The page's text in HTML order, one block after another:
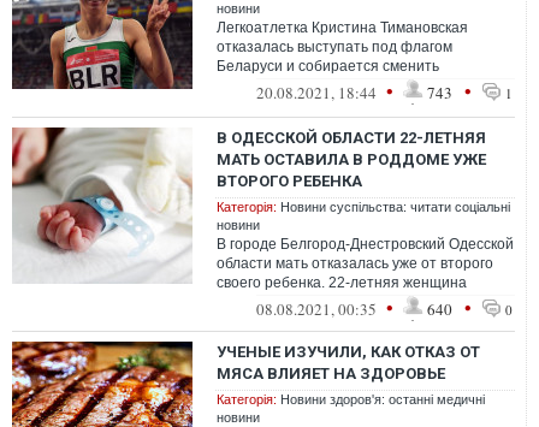
новини
Легкоатлетка Кристина Тимановская
отказалась выступать под флагом
Беларуси и собирается сменить
спортивное гражданство. Бегунья
объявила о решении защ...
20.08.2021, 18:44 • 743 • 1
В ОДЕССКОЙ ОБЛАСТИ 22-ЛЕТНЯЯ
МАТЬ ОСТАВИЛА В РОДДОМЕ УЖЕ
ВТОРОГО РЕБЕНКА
Категорія: Новини суспільства: читати соціальні
новини
В городе Белгород-Днестровский Одесской
области мать отказалась уже от второго
своего ребенка. 22-летняя женщина
оставила первого новорожденного в род...
08.08.2021, 00:35 • 640 • 0
УЧЕНЫЕ ИЗУЧИЛИ, КАК ОТКАЗ ОТ
МЯСА ВЛИЯЕТ НА ЗДОРОВЬЕ
Категорія: Новини здоров'я: останні медичні
новини